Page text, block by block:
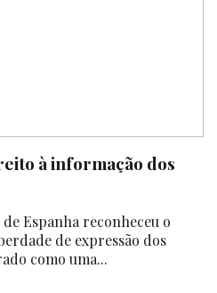
à informação dos
Espanha reconheceu o
de expressão dos
como uma...